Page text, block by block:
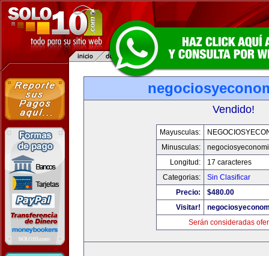
Vendido!
Mayusculas:
Minusculas:
Longitud:
17 caracteres
Categorias:
Sin Clasificar
Precio:
$480.00
Visitar!
Serán consideradas